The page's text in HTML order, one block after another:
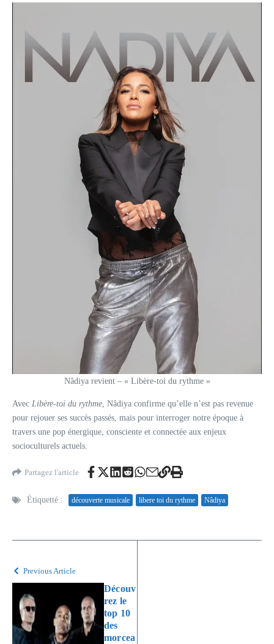
Nâdiya revient – « Libère-toi du rythme »
Avec Libère-toi du rythme, Nâdiya confirme qu’elle n’est pas revenue
pour rejouer ses succès passés, mais pour interroger notre époque à
travers une pop énergique, consciente et connectée aux enjeux
socioculturels actuels.
Partagez l'article
Étiquetté : découverte musicale libere toi du rythme Nâdiya
Previous Article
Découv
rez le
top 10
des
morcea